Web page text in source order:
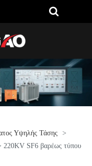
Υψηλής Τάσης
>
220KV SF6 βαρέως τύπου